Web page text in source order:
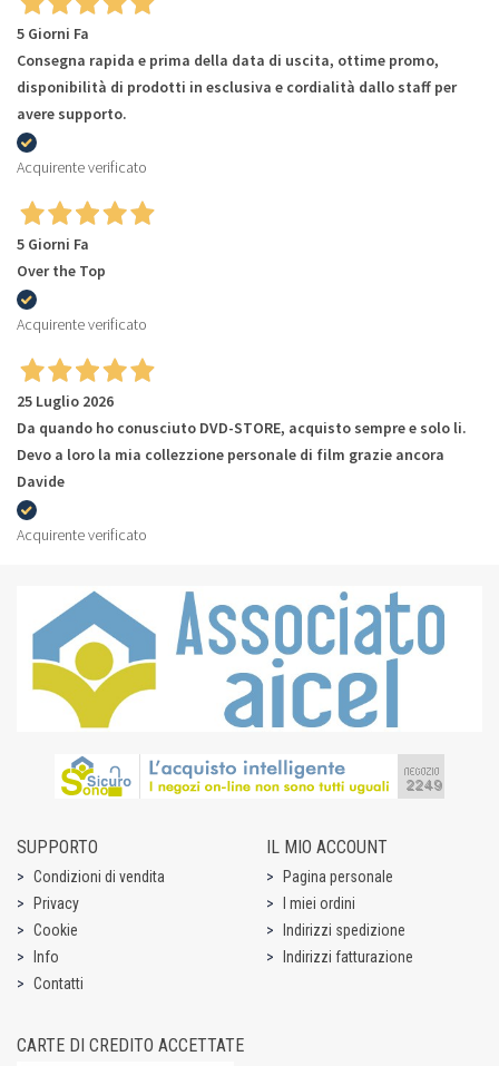
5 Giorni Fa
Consegna rapida e prima della data di uscita, ottime promo,
disponibilità di prodotti in esclusiva e cordialità dallo staff per
avere supporto.
Acquirente verificato
5 Giorni Fa
Over the Top
Acquirente verificato
25 Luglio 2026
Da quando ho conusciuto DVD-STORE, acquisto sempre e solo li.
Devo a loro la mia collezzione personale di film grazie ancora
Davide
Acquirente verificato
SUPPORTO
Condizioni di vendita
Privacy
Cookie
Info
Contatti
IL MIO ACCOUNT
Pagina personale
I miei ordini
Indirizzi spedizione
Indirizzi fatturazione
CARTE DI CREDITO ACCETTATE